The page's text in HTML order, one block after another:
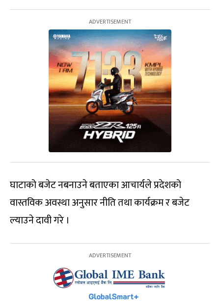
घाटाको बजेट नबनाउने बताएका आचार्यले प्रदेशको
वास्तविक अवस्था अनुसार नीति तथा कार्यक्रम र बजेट
ल्याउने दावी गरे ।